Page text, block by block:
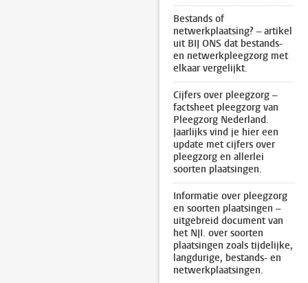
Bestands of
netwerkplaatsing? – artikel
uit BIJ ONS dat bestands-
en netwerkpleegzorg met
elkaar vergelijkt.
Cijfers over pleegzorg –
factsheet pleegzorg van
Pleegzorg Nederland.
Jaarlijks vind je hier een
update met cijfers over
pleegzorg en allerlei
soorten plaatsingen.
Informatie over pleegzorg
en soorten plaatsingen –
uitgebreid document van
het NJI. over soorten
plaatsingen zoals tijdelijke,
langdurige, bestands- en
netwerkplaatsingen.